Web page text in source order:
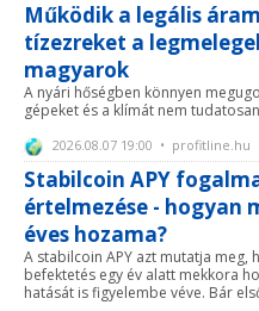
Működik a legális
tízezreket a
magyarok
A nyári hőségben könnyen
gépeket és a klímát nem
2026.08.07 19:00 • profitline.hu
Stabilcoin APY
értelmezése - hogyan
éves hozama?
A stabilcoin APY azt mutatja
befektetés egy év alatt mekkora
hatását is figyelembe véve. Bár